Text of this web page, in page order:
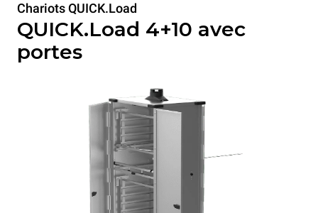
Chariots QUICK.Load
QUICK.Load 4+10 avec
portes